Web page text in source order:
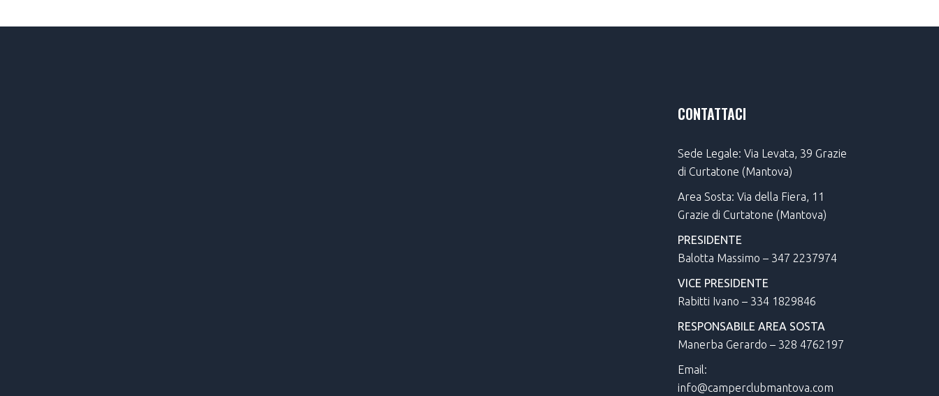
CONTATTACI
Sede Legale: Via Levata, 39 Grazie
di Curtatone (Mantova)
Area Sosta: Via della Fiera, 11
Grazie di Curtatone (Mantova)
PRESIDENTE
Balotta Massimo – 347 2237974
VICE PRESIDENTE
Rabitti Ivano – 334 1829846
RESPONSABILE AREA SOSTA
Manerba Gerardo – 328 4762197
Email:
info@camperclubmantova.com